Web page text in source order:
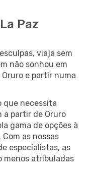
Paz
viaja sem
não sonhou em
e partir numa
que necessita
a partir de Oruro
gama de opções à
as nossas
especialistas, as
menos atribuladas